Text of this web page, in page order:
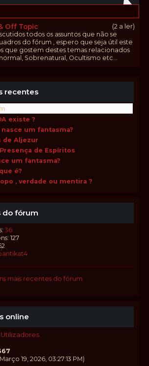
Off Topic
(2 a ler)
todos os assuntos que não se
do fórum , espero que seja útil este
que gostem destes temas relacionados
Sobrenatural, Ocultismo etc...
recentes
existe ?
nasce um fantasma?
de Aljezur
de Espíritos
um fantasma?
é?
, verdade ou mentira ?
do fórum
36
127
mais recentes do fórum.
online
19, 2026, 03:27:13 PM)